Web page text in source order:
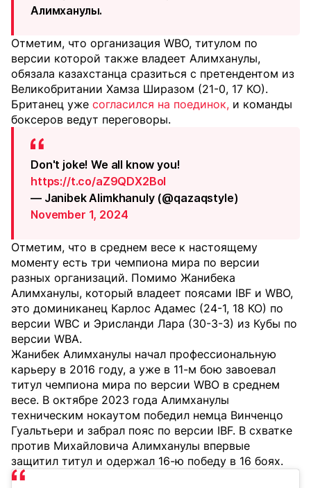
Алимханулы.
Отметим, что организация WBO, титулом по
версии которой также владеет Алимханулы,
обязала казахстанца сразиться с претендентом из
Великобритании Хамза Ширазом (21-0, 17 КО).
Британец уже согласился на поединок, и команды
боксеров ведут переговоры.
Don't joke! We all know you!
https://t.co/aZ9QDX2BoI
— Janibek Alimkhanuly (@qazaqstyle)
November 1, 2024
Отметим, что в среднем весе к настоящему
моменту есть три чемпиона мира по версии
разных организаций. Помимо Жанибека
Алимханулы, который владеет поясами IBF и WBO,
это доминиканец Карлос Адамес (24-1, 18 КО) по
версии WBC и Эрисланди Лара (30-3-3) из Кубы по
версии WBA.
Жанибек Алимханулы начал профессиональную
карьеру в 2016 году, а уже в 11-м бою завоевал
титул чемпиона мира по версии WBO в среднем
весе. В октябре 2023 года Алимханулы
техническим нокаутом победил немца Винченцо
Гуальтьери и забрал пояс по версии IBF. В схватке
против Михайловича Алимханулы впервые
защитил титул и одержал 16-ю победу в 16 боях.